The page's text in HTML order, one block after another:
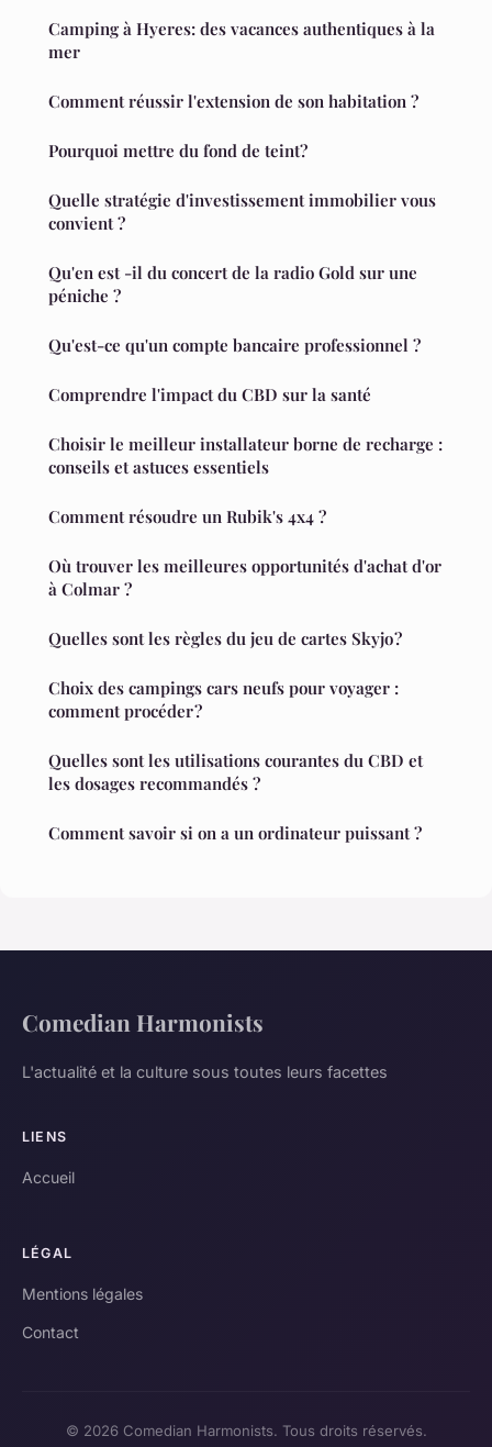
Camping à Hyeres: des vacances authentiques à la
mer
Comment réussir l'extension de son habitation ?
Pourquoi mettre du fond de teint?
Quelle stratégie d'investissement immobilier vous
convient ?
Qu'en est -il du concert de la radio Gold sur une
péniche ?
Qu'est-ce qu'un compte bancaire professionnel ?
Comprendre l'impact du CBD sur la santé
Choisir le meilleur installateur borne de recharge :
conseils et astuces essentiels
Comment résoudre un Rubik's 4x4 ?
Où trouver les meilleures opportunités d'achat d'or
à Colmar ?
Quelles sont les règles du jeu de cartes Skyjo ?
Choix des campings cars neufs pour voyager :
comment procéder ?
Quelles sont les utilisations courantes du CBD et
les dosages recommandés ?
Comment savoir si on a un ordinateur puissant ?
Comedian Harmonists
L'actualité et la culture sous toutes leurs facettes
LIENS
Accueil
LÉGAL
Mentions légales
Contact
© 2026 Comedian Harmonists. Tous droits réservés.